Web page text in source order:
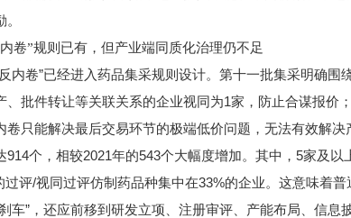
卷”规则已有，但产业端同质化治理仍不足
卷”已经进入药品集采规则设计。第十一批集采明确围
、批件转让等关联关系的企业视同为1家，防止合谋报价
能解决最后交易环节的极端低价问题，无法有效解决
914个，相较2021年的543个大幅度增加。其中，5家及
过评/视同过评仿制药品种集中在33%的企业。这意味着
车”，还应前移到研发立项、注册审评、产能布局、信息